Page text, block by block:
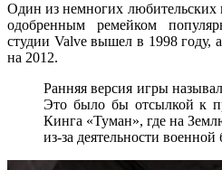
Один из немногих
одобренным ремейком
студии Valve вышел в 1998 году,
на 2012.
Ранняя версия игры
Это было бы отсылкой к
Кинга «Туман», где на
из-за деятельности военной